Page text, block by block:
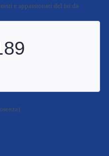
e appassionati del fai da